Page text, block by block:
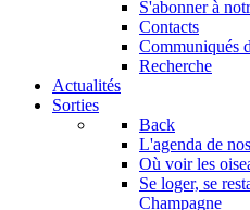
S'abonner à
Contacts
Communiqués
Recherche
Actualités
Sorties
Back
L'agenda de
Où voir les
Se loger, se
Champagne